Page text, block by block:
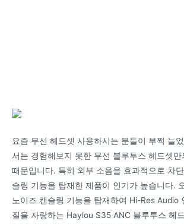
요즘 무선 헤드셋 사용하시는 분들이 부쩍 늘
서는 경험해보지 못한 무선 블루투스 헤드셋만
때문입니다. 특히 외부 소음을 효과적으로 차
슬링 기능을 탑재한 제품이 인기가 높습니다.
노이즈 캔슬링 기능을 탑재하여 Hi-Res Audio
질을 자랑하는 Haylou S35 ANC 블루투스 헤